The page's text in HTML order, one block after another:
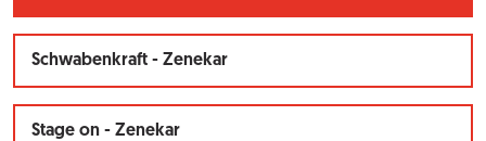
Schwabenkraft - Zenekar
Stage on - Zenekar